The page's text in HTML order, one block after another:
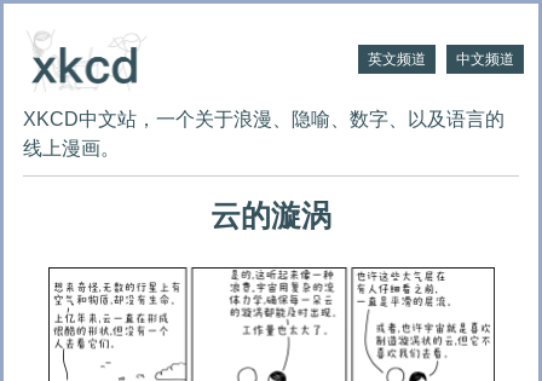
英文频道 中文频道
XKCD中文站，一个关于浪漫、隐喻、数字、以及语言的
线上漫画。
云的漩涡